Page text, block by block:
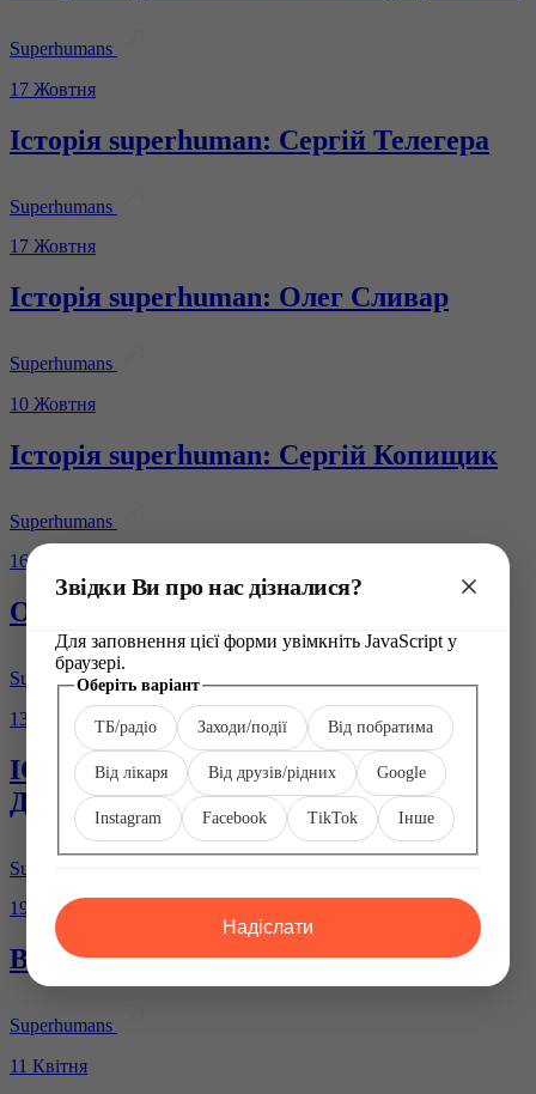
Superhumans
17 Жовтня
Історія superhuman: Сергій Телегера
Superhumans
17 Жовтня
Історія superhuman: Олег Сливар
Superhumans
10 Жовтня
Історія superhuman: Сергій Копищик
Superhumans
16 Червня
Олексій Притула, 42 роки
Superhumans
13 Червня
ІСТОРІЯ З SUPERHUMAN: Руслана
Данилкіна
Superhumans
19 Травня
Валентин Водолазький, 40 років
Superhumans
11 Квітня
Звідки Ви про нас дізналися?
Для заповнення цієї форми увімкніть JavaScript у
браузері.
варіант
Інше
Оберіть
Оберіть варіант
ТБ/радіо Заходи/події Від побратима
Від лікаря Від друзів/рідних Google
Instagram Facebook TikTok Інше
Надіслати